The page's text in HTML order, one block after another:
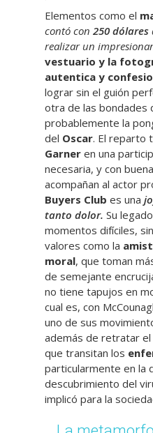
Elementos como el
contó con 250 dólares
realizar un
vestuario y la
autentica y
lograr sin el guión
otra de las bondades
probablemente la
del Oscar. El reparto
Garner en una
necesaria, y con
acompañan al actor
Buyers Club es una
tanto dolor. Su
momentos difíciles,
valores como la
moral, que toman
de semejante
no tiene tapujos en
cual es, con
uno de sus
además de retratar
que transitan los
particularmente en la
descubrimiento del
implicó para la